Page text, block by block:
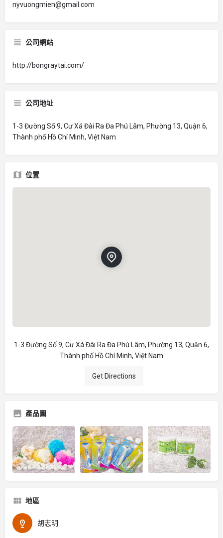
nyvuongmien@gmail.com
公司網站
http://bongraytai.com/
公司地址
1-3 Đường Số 9, Cư Xá Đài Ra Đa Phú Lâm, Phường 13, Quận 6,
Thành phố Hồ Chí Minh, Việt Nam
位置
1-3 Đường Số 9, Cư Xá Đài Ra Đa Phú Lâm, Phường 13, Quận 6,
Thành phố Hồ Chí Minh, Việt Nam
Get Directions
產品圖
地區
胡志明